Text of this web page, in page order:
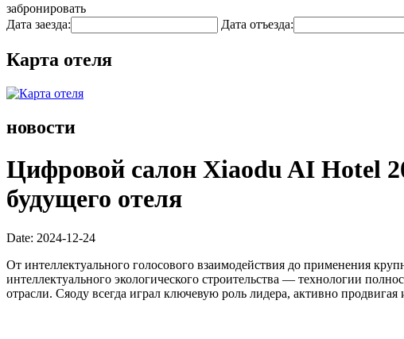
забронировать
Дата заезда:
Дата отъезда:
Карта отеля
новости
Цифровой салон Xiaodu AI Hotel
будущего отеля
Date: 2024-12-24
От интеллектуального голосового взаимодействия до применения
интеллектуального экологического строительства — технологии
отрасли. Сяоду всегда играл ключевую роль лидера, активно